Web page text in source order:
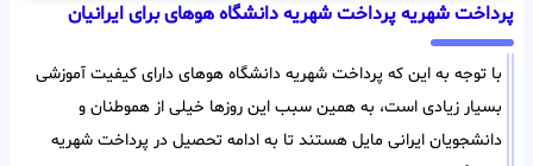
پرداخت شهریه پرداخت شهریه دانشگاه هوهای برای ایرانیان
با توجه به این که پرداخت شهریه دانشگاه هوهای دارای کیفیت آموزشی
بسیار زیادی است، به همین سبب این روزها خیلی از هموطنان و
دانشجویان ایرانی مایل هستند تا به ادامه تحصیل در پرداخت شهریه